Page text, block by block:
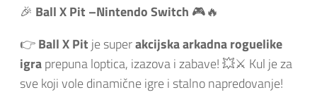
🎉 Ball X Pit –Nintendo Switch 🎮🔥
👉Ball X Pit je superakcijska arkadna roguelike
igraprepuna loptica, izazova i zabave! 💥⚔️ Kul je za
sve koji vole dinamične igre i stalno napredovanje!